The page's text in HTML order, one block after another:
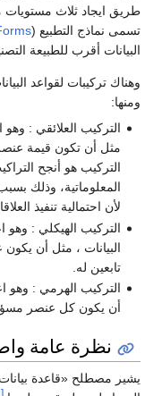
طريق ايجاد ثلاث مستويات
تسمى نماذج التطبيع (
البيانات أقرب للطبيعة
وهناك تركيبات لقواعد
ومنها:
التركيب العلائقي : وهو
مثل أن تكون قيمة
التركيب هو أنجح
المعلوماتية، وذلك
لأن احتمالية تنفيذ
التركيب الهيكلي : وهو
البيانات ، مثل أن
تابعين له.
التركيب الهرمي : وهو
أن يكون كل عنصر
نظرة عامة
يشير مصطلح «قاعدة
[2]